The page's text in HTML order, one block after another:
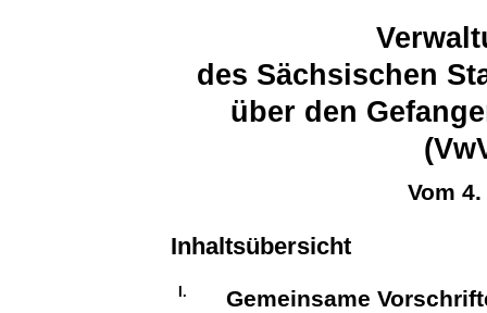
des Sächsischen
über den
Vom
Inhaltsübersicht
I. Gemeinsame